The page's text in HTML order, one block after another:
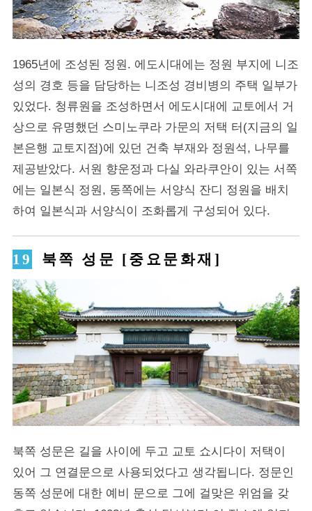
1965년에 조성된 정원. 에도시대에는 정원 부지에 니조
성의 경호 등을 담당하는 니조성 경비병의 주택 일부가
있었다. 청류원을 조성하면서 에도시대에 교토에서 거
상으로 유명했던 스미노쿠라 가문의 저택 터(지금의 일
본은행 교토지점)에 있던 건축 부재와 정원석, 나무를
제공받았다. 서원 향운정과 다실 와라쿠안이 있는 서쪽
에는 일본식 정원, 동쪽에는 서양식 잔디 정원을 배치
하여 일본식과 서양식이 조화롭게 구성되어 있다.
북쪽 성문 [중요문화재]
북쪽 성문은 길을 사이에 두고 교토 쇼시다이 저택이
있어 그 연결문으로 사용되었다고 생각됩니다. 정문인
동쪽 성문에 대한 예비 문으로 그에 걸맞은 위엄을 갖